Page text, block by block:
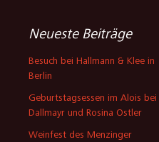
Neueste Beiträge
Besuch bei Hallmann & Klee in
Berlin
Geburtstagsessen im Alois bei
Dallmayr und Rosina Ostler
Weinfest des Menzinger